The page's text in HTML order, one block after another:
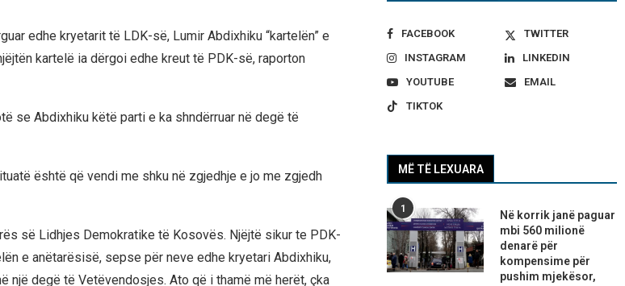
edhe kryetarit të LDK-së, Lumir Abdixhiku “kartelën” e
kartelë ia dërgoi edhe kreut të PDK-së, raporton
se Abdixhiku këtë parti e ka shndërruar në degë të
është që vendi me shku në zgjedhje e jo me zgjedh
së Lidhjes Demokratike të Kosovës. Njëjtë sikur te PDK-
e anëtarësisë, sepse për neve edhe kryetari Abdixhiku,
një degë të Vetëvendosjes. Ato që i thamë më herët, çka
FACEBOOK
TWITTER
INSTAGRAM
LINKEDIN
YOUTUBE
EMAIL
TIKTOK
MË TË LEXUARA
1
Në korrik janë paguar
mbi 560 milionë
denarë për
kompensime për
pushim mjekësor,